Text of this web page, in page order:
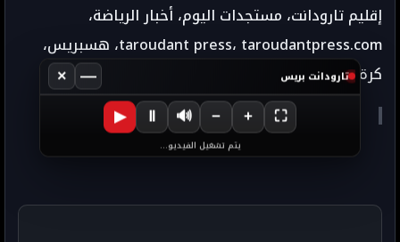
إقليم تارودانت، مستجدات اليوم، أخبار الرياضة،
taroudant press، taroudantpress.com، هسبريس،
كرة قدم، ترشيحات دولية، نجوم الكرة.
تارودانت بريس —
×
▶ Ⅱ 🔊 − + ⛶
يتم تشغيل الفيديو...